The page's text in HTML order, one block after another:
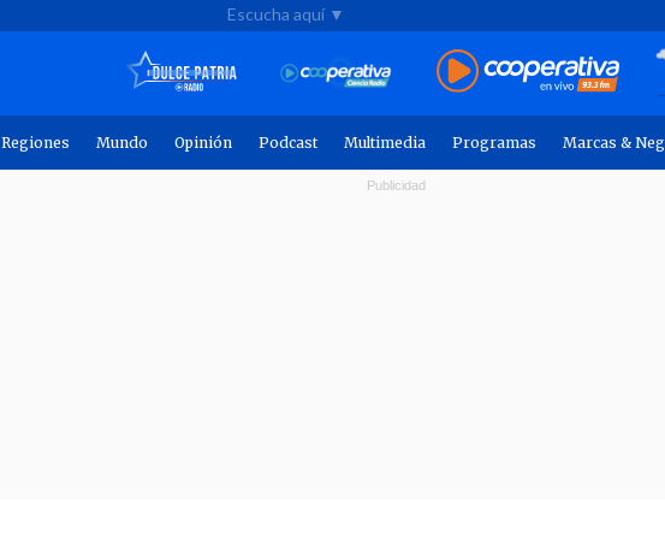
Escucha aquí ▼
Regiones Mundo Opinión Podcast Multimedia Programas Marcas &